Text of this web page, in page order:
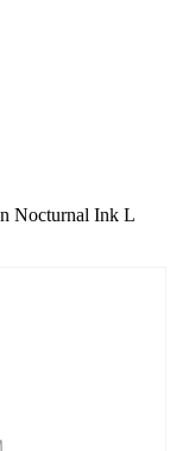
Nocturnal Ink L